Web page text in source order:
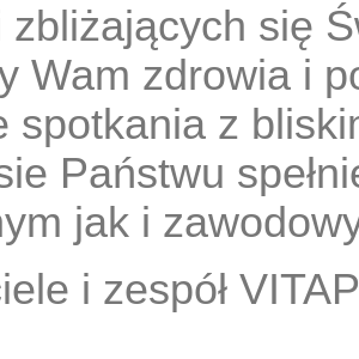
zbliżających się
Wam zdrowia i
spotkania z
Państwu
jak i
i zespół